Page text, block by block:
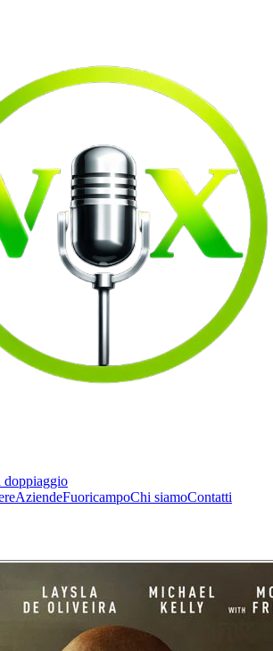
doppiaggio
AziendeFuoricampoChi siamoContatti